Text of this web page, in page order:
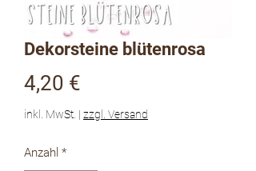
Dekorsteine blütenrosa
4,20 €
inkl. MwSt. | zzgl. Versand
Anzahl *